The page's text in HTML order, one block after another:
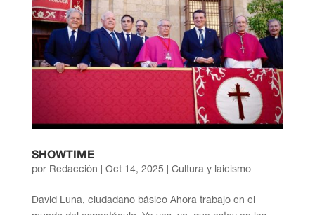
SHOWTIME
por Redacción | Oct 14, 2025 | Cultura y laicismo
David Luna, ciudadano básico Ahora trabajo en el